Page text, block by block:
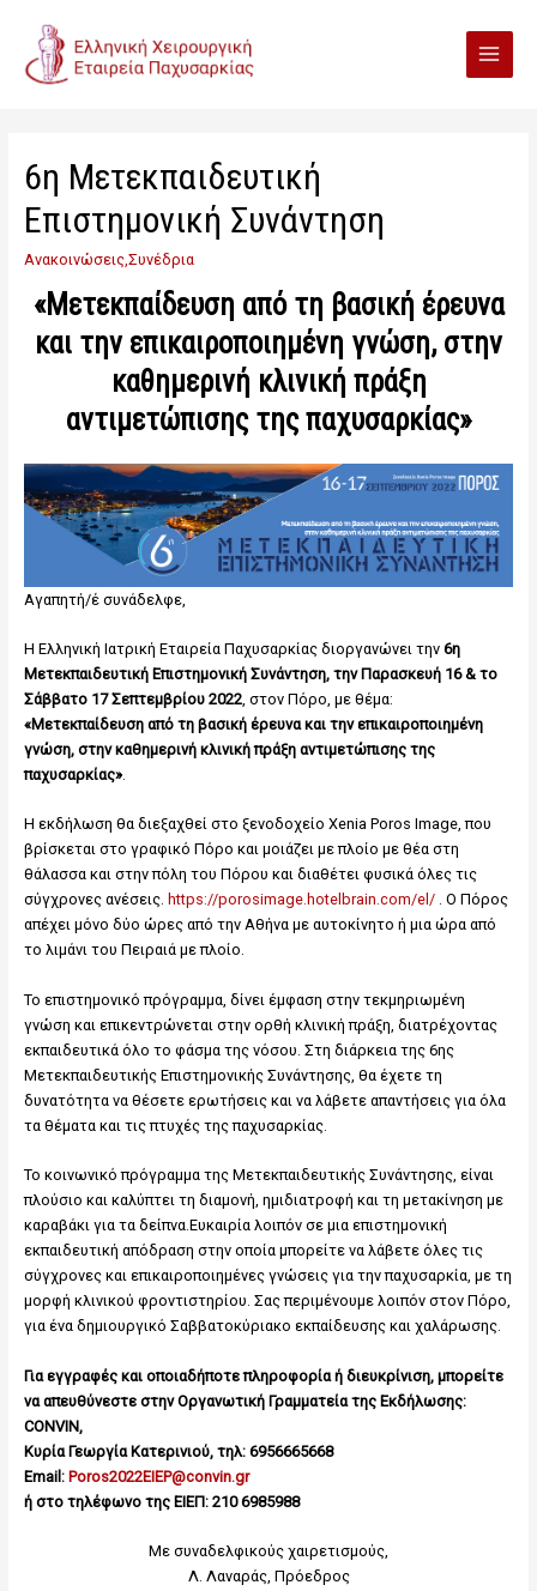
6η Μετεκπαιδευτική
Επιστημονική Συνάντηση
Ανακοινώσεις, Συνέδρια
«Μετεκπαίδευση από τη βασική έρευνα
και την επικαιροποιημένη γνώση, στην
καθημερινή κλινική πράξη
αντιμετώπισης της παχυσαρκίας»
Αγαπητή/έ συνάδελφε,
Η Ελληνική Ιατρική Εταιρεία Παχυσαρκίας διοργανώνει την 6η
Μετεκπαιδευτική Επιστημονική Συνάντηση, την Παρασκευή 16 & το
Σάββατο 17 Σεπτεμβρίου 2022, στον Πόρο, με θέμα:
«Μετεκπαίδευση από τη βασική έρευνα και την επικαιροποιημένη
γνώση, στην καθημερινή κλινική πράξη αντιμετώπισης της
παχυσαρκίας».
Η εκδήλωση θα διεξαχθεί στο ξενοδοχείο Xenia Poros Image, που
βρίσκεται στο γραφικό Πόρο και μοιάζει με πλοίο με θέα στη
θάλασσα και στην πόλη του Πόρου και διαθέτει φυσικά όλες τις
σύγχρονες ανέσεις. https://porosimage.hotelbrain.com/el/. Ο Πόρος
απέχει μόνο δύο ώρες από την Αθήνα με αυτοκίνητο ή μια ώρα από
το λιμάνι του Πειραιά με πλοίο.
Το επιστημονικό πρόγραμμα, δίνει έμφαση στην τεκμηριωμένη
γνώση και επικεντρώνεται στην ορθή κλινική πράξη, διατρέχοντας
εκπαιδευτικά όλο το φάσμα της νόσου. Στη διάρκεια της 6ης
Μετεκπαιδευτικής Επιστημονικής Συνάντησης, θα έχετε τη
δυνατότητα να θέσετε ερωτήσεις και να λάβετε απαντήσεις για όλα
τα θέματα και τις πτυχές της παχυσαρκίας.
Το κοινωνικό πρόγραμμα της Μετεκπαιδευτικής Συνάντησης, είναι
πλούσιο και καλύπτει τη διαμονή, ημιδιατροφή και τη μετακίνηση με
καραβάκι για τα δείπνα.Ευκαιρία λοιπόν σε μια επιστημονική
εκπαιδευτική απόδραση στην οποία μπορείτε να λάβετε όλες τις
σύγχρονες και επικαιροποιημένες γνώσεις για την παχυσαρκία, με τη
μορφή κλινικού φροντιστηρίου. Σας περιμένουμε λοιπόν στον Πόρο,
για ένα δημιουργικό Σαββατοκύριακο εκπαίδευσης και χαλάρωσης.
Για εγγραφές και οποιαδήποτε πληροφορία ή διευκρίνιση, μπορείτε
να απευθύνεστε στην Οργανωτική Γραμματεία της Εκδήλωσης:
CONVIN,
Κυρία Γεωργία Κατερινιού, τηλ: 6956665668
Email: Poros2022EIEP@convin.gr
ή στο τηλέφωνο της ΕΙΕΠ: 210 6985988
Με συναδελφικούς χαιρετισμούς,
Λ. Λαναράς, Πρόεδρος